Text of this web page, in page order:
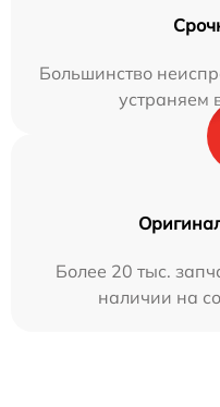
Большинство
устраняем
Более 20 тыс.
наличии на